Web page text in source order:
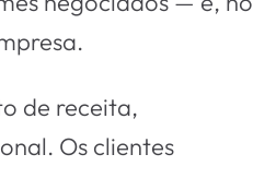
de receita,
Os clientes